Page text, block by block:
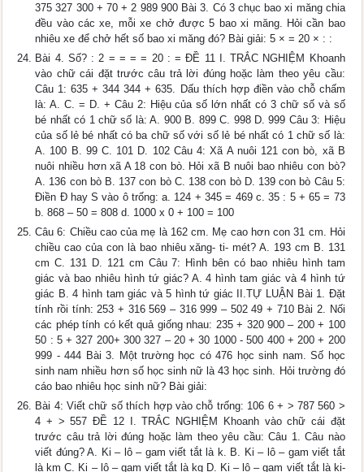
375 327 300 + 70 + 2 989 900 Bài 3. Có 3 chục bao xi măng chia
đều vào các xe, mỗi xe chở được 5 bao xi măng. Hỏi cần bao
nhiêu xe để chở hết số bao xi măng đó? Bài giải: 5 × = 20 × : :
Bài 4. Số? : 2 = = = = 20 : = ĐỀ 11 I. TRẮC NGHIỆM Khoanh
vào chữ cái đặt trước câu trả lời đúng hoặc làm theo yêu cầu:
Câu 1: 635 + 344 344 + 635. Dấu thích hợp điền vào chỗ chấm
là: A. C. = D. + Câu 2: Hiệu của số lớn nhất có 3 chữ số và số
bé nhất có 1 chữ số là: A. 900 B. 899 C. 998 D. 999 Câu 3: Hiệu
của số lẻ bé nhất có ba chữ số với số lẻ bé nhất có 1 chữ số là:
A. 100 B. 99 C. 101 D. 102 Câu 4: Xã A nuôi 121 con bò, xã B
nuôi nhiều hơn xã A 18 con bò. Hỏi xã B nuôi bao nhiêu con bò?
A. 136 con bò B. 137 con bò C. 138 con bò D. 139 con bò Câu 5:
Điền Đ hay S vào ô trống: a. 124 + 345 = 469 c. 35 : 5 + 65 = 73
b. 868 – 50 = 808 d. 1000 x 0 + 100 = 100
Câu 6: Chiều cao của mẹ là 162 cm. Mẹ cao hơn con 31 cm. Hỏi
chiều cao của con là bao nhiêu xăng- ti- mét? A. 193 cm B. 131
cm C. 131 D. 121 cm Câu 7: Hình bên có bao nhiêu hình tam
giác và bao nhiêu hình tứ giác? A. 4 hình tam giác và 4 hình tứ
giác B. 4 hình tam giác và 5 hình tứ giác II.TỰ LUẬN Bài 1. Đặt
tính rồi tính: 253 + 316 569 – 316 999 – 502 49 + 710 Bài 2. Nối
các phép tính có kết quả giống nhau: 235 + 320 900 – 200 + 100
50 : 5 + 327 200+ 300 327 – 20 + 30 1000 - 500 400 + 200 + 200
999 - 444 Bài 3. Một trường học có 476 học sinh nam. Số học
sinh nam nhiều hơn số học sinh nữ là 43 học sinh. Hỏi trường đó
cáo bao nhiêu học sinh nữ? Bài giải:
Bài 4: Viết chữ số thích hợp vào chỗ trống: 106 6 + > 787 560 >
4 + > 557 ĐỀ 12 I. TRẮC NGHIỆM Khoanh vào chữ cái đặt
trước câu trả lời đúng hoặc làm theo yêu cầu: Câu 1. Câu nào
viết đúng? A. Ki – lô – gam viết tắt là k. B. Ki – lô – gam viết tắt
là km C. Ki – lô – gam viết tắt là kg D. Ki – lô – gam viết tắt là ki-